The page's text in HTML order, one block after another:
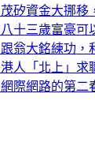
茂矽資金大挪移
八十三歲富豪可
跟翁大銘練功，
港人「北上」求
網際網路的第二